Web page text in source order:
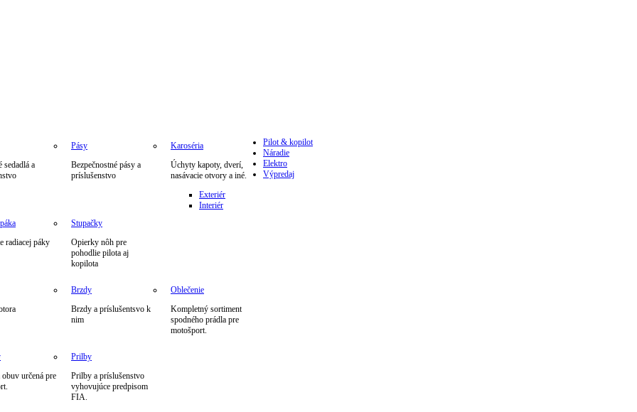
sedadlá a
Pásy
Bezpečnostné pásy a
príslušenstvo
Karoséria
Úchyty kapoty, dverí,
nasávacie otvory a iné.
Exteriér
Interiér
radiacej páky
Stupačky
Opierky nôh pre
pohodlie pilota aj
kopilota
Brzdy
Brzdy a príslušentsvo k
nim
Pilot & kopilot
Oblečenie
Kompletný sortiment
spodného prádla pre
motošport.
určená pre
Prilby
Prilby a príslušenstvo
vyhovujúce predpisom
FIA.
Náradie
Elektro
Výpredaj